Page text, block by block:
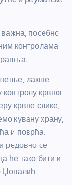
важна, посебно
контролама
лакше
крвног
крвне слике,
кувану храну,
и поврћа.
редовно се
ће тако бити и
Џопалић.